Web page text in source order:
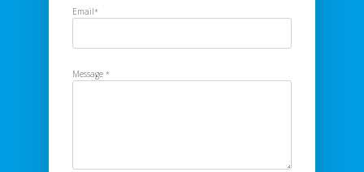
Email*
Message *